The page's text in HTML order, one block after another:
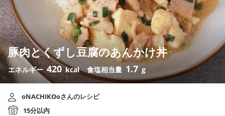
豚肉とくずし豆腐のあんかけ丼
エネルギー420 kcal 食塩相当量 1.7 g
oNACHIKOoさんのレシピ
15分以内